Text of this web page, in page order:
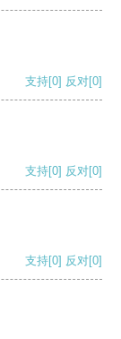
支持[0] 反对[0]
支持[0] 反对[0]
支持[0] 反对[0]